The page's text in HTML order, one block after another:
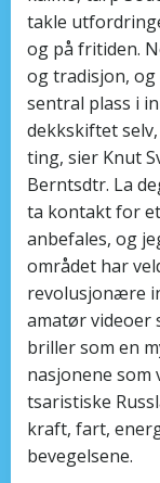
takle
og på fritiden.
og tradisjon,
sentral plass i
dekkskiftet
ting, sier Knut
Berntsdtr. La
ta kontakt for
anbefales, og
området har
revolusjonære
amatør videoer
briller som en
nasjonene
tsaristiske
kraft, fart,
bevegelsene.